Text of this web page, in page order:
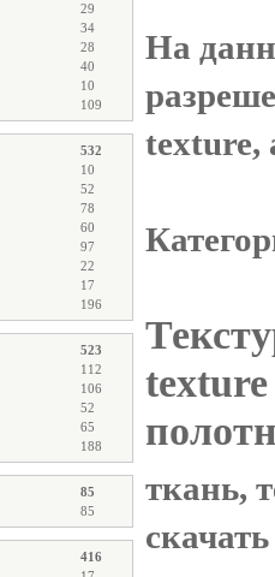
29
34
28
40
10
109
532
10
52
78
60
97
22
17
196
523
112
106
52
65
188
85
85
416
На
texture,
ткань,